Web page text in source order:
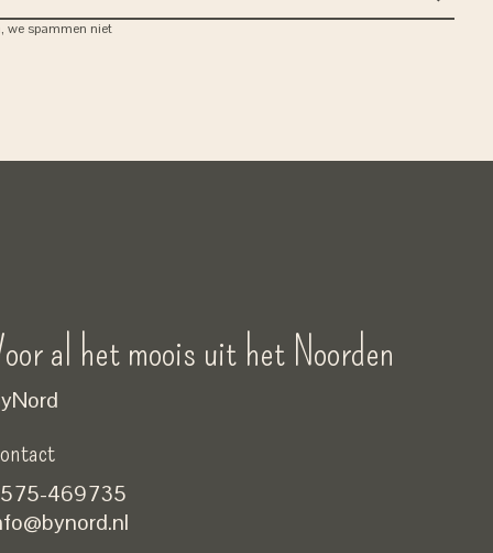
we spammen niet
al het moois uit het Noorden
469735